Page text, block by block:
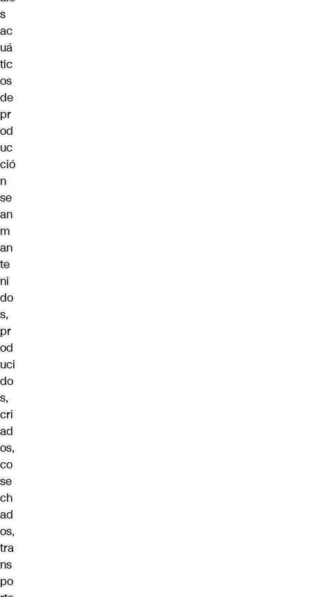
s
ac
uá
tic
os
de
pr
od
uc
ció
n
se
an
m
an
te
ni
do
s,
pr
od
uci
do
s,
cri
ad
os,
co
se
ch
ad
os,
tra
ns
po